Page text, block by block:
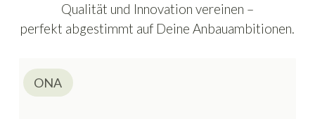
Qualität und Innovation vereinen –
perfekt abgestimmt auf Deine Anbauambitionen.
ONA